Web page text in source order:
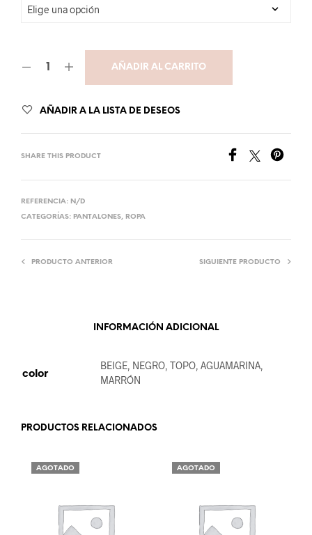
AÑADIR AL CARRITO
AÑADIR A LA LISTA DE DESEOS
SHARE THIS PRODUCT
REFERENCIA: N/D
CATEGORÍAS: PANTALONES, ROPA
PRODUCTO ANTERIOR SIGUIENTE PRODUCTO
INFORMACIÓN ADICIONAL
color
BEIGE, NEGRO, TOPO, AGUAMARINA,
MARRÓN
PRODUCTOS RELACIONADOS
AGOTADO AGOTADO